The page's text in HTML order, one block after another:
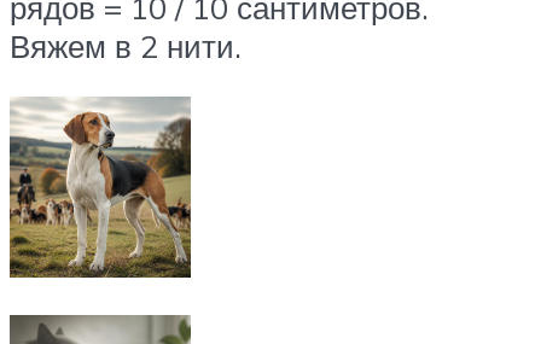
Вяжем в 2 нити.